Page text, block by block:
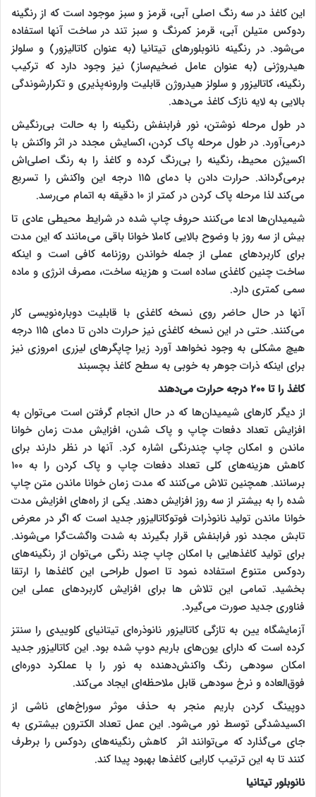
این کاغذ در سه رنگ اصلی آبی، قرمز و سبز موجود است که از رنگینه
ردوکس متیلن آبی، قرمز کمرنگ و سبز تند در ساخت آنها استفاده
می‌شود. در رنگینه نانوبلورهای تیتانیا (به عنوان کاتالیزور) و سلولز
هیدروژنی (به عنوان عامل ضخیم‌ساز) نیز وجود دارد که ترکیب
رنگینه، کاتالیزور و سلولز هیدروژن قابلیت وارونه‌پذیری و تکرارشوندگی
بالایی به لایه نازک کاغذ می‌دهد.
در طول مرحله نوشتن، نور فرابنفش رنگینه را به حالت بی‌رنگیش
در‌می‌آورد. در طول مرحله پاک کردن، اکسایش مجدد در اثر واکنش با
اکسیژن محیط، رنگینه را بی‌رنگ کرده و کاغذ را به رنگ اصلی‌اش
برمی‌گرداند. حرارت دادن با دمای ۱۱۵ درجه این واکنش را تسریع
می‌کند لذا مرحله پاک کردن در کمتر از ۱۰ دقیقه به اتمام می‌رسد.
شیمیدان‌ها ادعا می‌کنند حروف چاپ شده در شرایط محیطی عادی تا
بیش از سه روز با وضوح بالایی کاملا خوانا باقی می‌مانند که این مدت
برای کاربردهای عملی از جمله خواندن روزنامه کافی است و اینکه
ساخت چنین کاغذی ساده است و هزینه ساخت، مصرف انرژی و ماده
سمی کمتری دارد.
آنها در حال حاضر روی نسخه کاغذی با قابلیت دوباره‌نویسی کار
می‌کنند. حتی در این نسخه کاغذی نیز حرارت دادن تا دمای ۱۱۵ درجه
هیچ مشکلی به وجود نخواهد آورد زیرا چاپگرهای لیزری امروزی نیز
برای اینکه ذرات جوهر به خوبی به سطح کاغذ بچسبند
کاغذ را تا ۲۰۰ درجه حرارت می‌دهند
از دیگر کارهای شیمیدان‌ها که در حال انجام گرفتن است می‌توان به
افزایش تعداد دفعات چاپ و پاک شدن، افزایش مدت زمان خوانا
ماندن و امکان چاپ چندرنگی اشاره کرد. آنها در نظر دارند برای
کاهش هزینه‌های کلی تعداد دفعات چاپ و پاک کردن را به ۱۰۰
برسانند. همچنین تلاش می‌کنند که مدت زمان خوانا ماندن متن چاپ
شده را به بیشتر از سه روز افزایش دهند. یکی از راه‌‌های افزایش مدت
خوانا ماندن تولید نانوذرات فوتوکاتالیزور جدید است که اگر در معرض
تابش مجدد نور فرابنفش قرار بگیرند به شدت واگشت‌گرا می‌شوند.
برای تولید کاغذهایی با امکان چاپ چند رنگی می‌توان از رنگینه‌های
ردوکس متنوع استفاده نمود تا اصول طراحی این کاغذها را ارتقا
بخشید. تمامی این تلاش ها برای افزایش کاربردهای عملی این
فناوری جدید صورت می‌گیرد.
آزمایشگاه یین به تازگی کاتالیزور نانوذره‌ای تیتانیای کلوییدی را سنتز
کرده است که دارای یون‌های باریم دوپ شده بود. این کاتالیزور جدید
امکان سودهی رنگ واکنش‌دهنده به نور را با عملکرد دوره‌ای
فوق‌العاده و نرخ سودهی قابل ملاحظه‌ای ایجاد می‌کند.
دوپینگ کردن باریم منجر به حذف موثر سوراخ‌های ناشی از
اکسیدشدگی توسط نور می‌شود. این عمل تعداد الکترون بیشتری به
جای می‌گذارد که می‌توانند اثر کاهش رنگینه‌های ردوکس را برطرف
کنند تا به این ترتیب کارایی کاغذها بهبود پیدا کند.
نانوبلور تیتانیا